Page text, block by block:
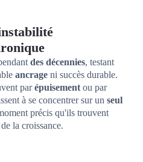
des décennies, testant
ancrage ni succès durable.
parépuisement ou par
à se concentrer sur un seul
précis qu'ils trouvent
la croissance.